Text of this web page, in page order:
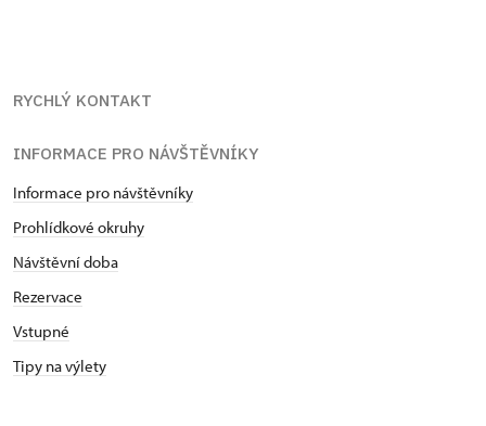
RYCHLÝ KONTAKT
INFORMACE PRO NÁVŠTĚVNÍKY
Informace pro návštěvníky
Prohlídkové okruhy
Návštěvní doba
Rezervace
Vstupné
Tipy na výlety